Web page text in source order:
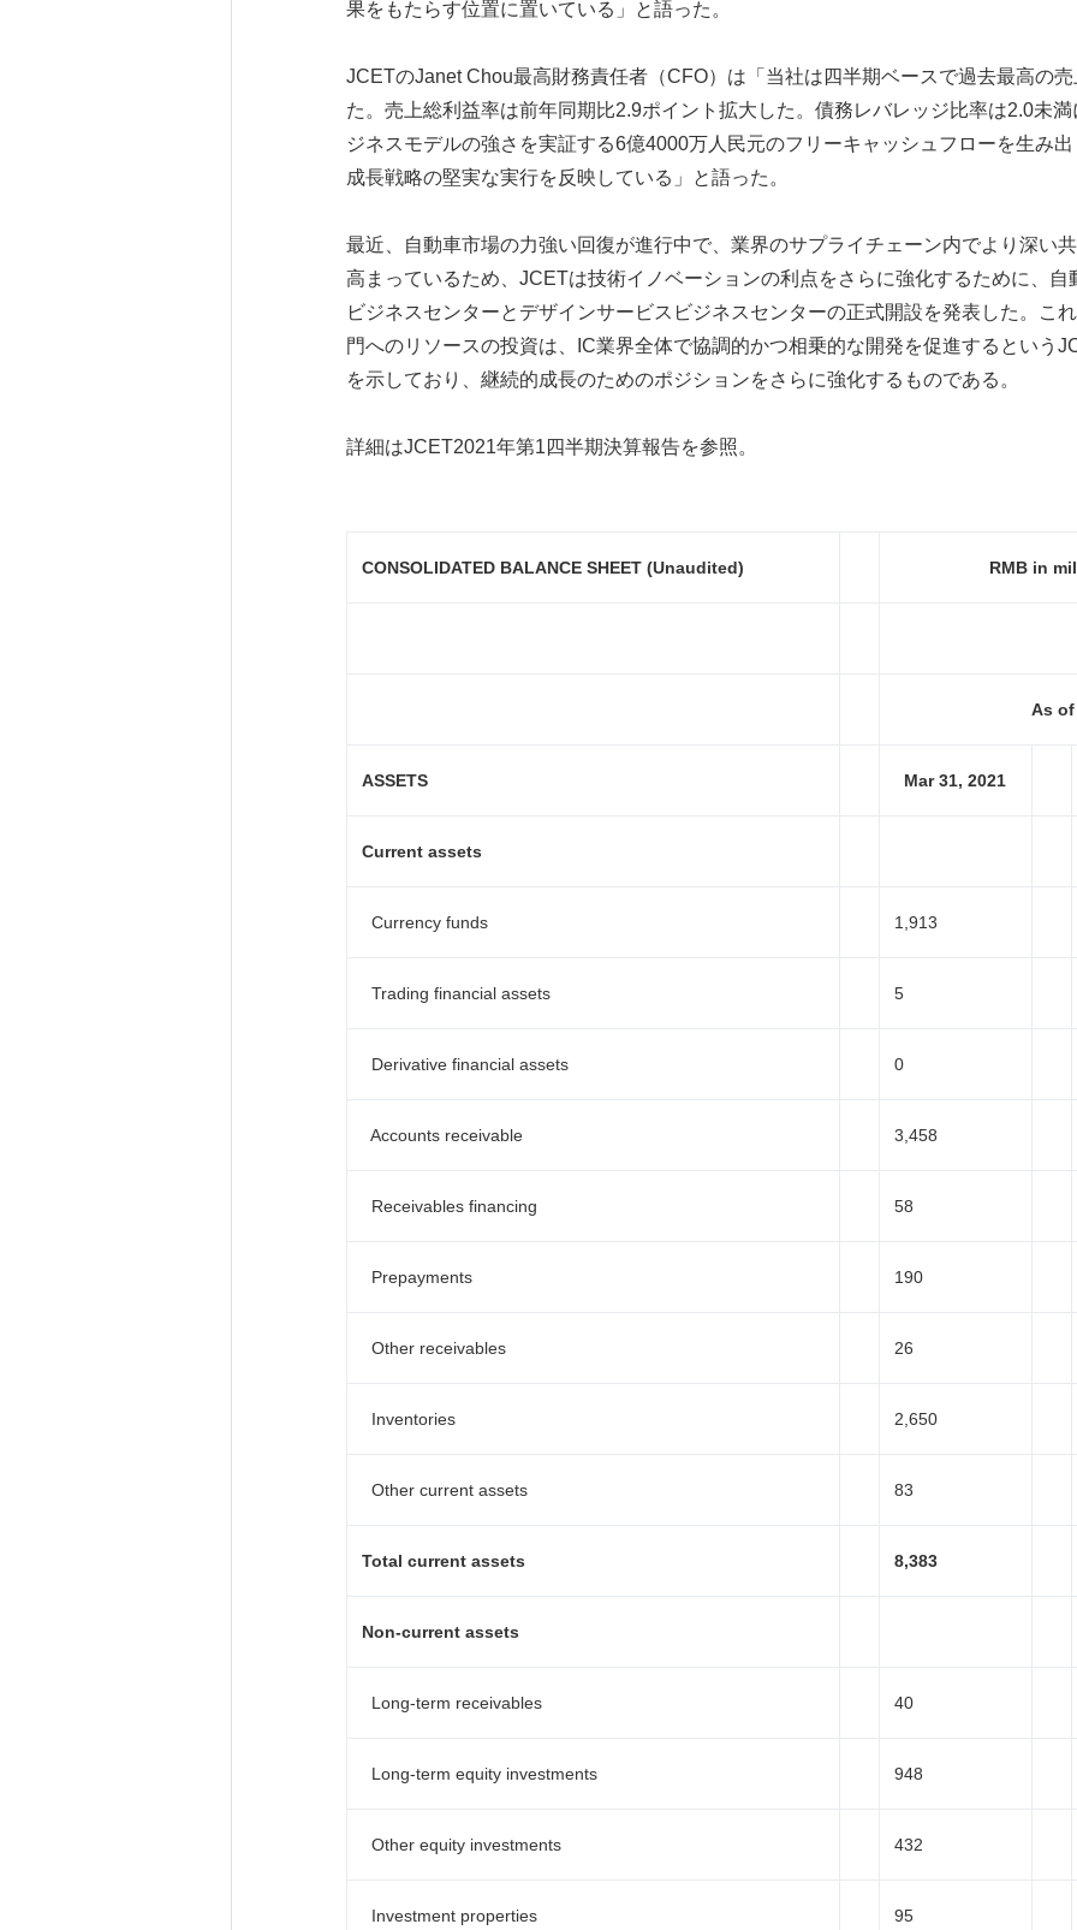
果をもたらす位置に置いている」と語った。
JCETのJanet Chou最高財務責任者（CFO）は「当社は四半期ベースで過去最高の
た。売上総利益率は前年同期比2.9ポイント拡大した。債務レバレッジ比率は2.0未
ジネスモデルの強さを実証する6億4000万人民元のフリーキャッシュフローを生み
成長戦略の堅実な実行を反映している」と語った。
最近、自動車市場の力強い回復が進行中で、業界のサプライチェーン内でより深い
高まっているため、JCETは技術イノベーションの利点をさらに強化するために、自
ビジネスセンターとデザインサービスビジネスセンターの正式開設を発表した。こ
門へのリソースの投資は、IC業界全体で協調的かつ相乗的な開発を促進するという
を示しており、継続的成長のためのポジションをさらに強化するものである。
詳細はJCET2021年第1四半期決算報告を参照。
CONSOLIDATED BALANCE SHEET (Unaudited) RMB in
As of
ASSETS Mar 31, 2021
Current assets
Currency funds 1,913
Trading financial assets 5
Derivative financial assets 0
Accounts receivable 3,458
Receivables financing 58
Prepayments 190
Other receivables 26
Inventories 2,650
Other current assets 83
Total current assets 8,383
Non-current assets
Long-term receivables 40
Long-term equity investments 948
Other equity investments 432
Investment properties 95